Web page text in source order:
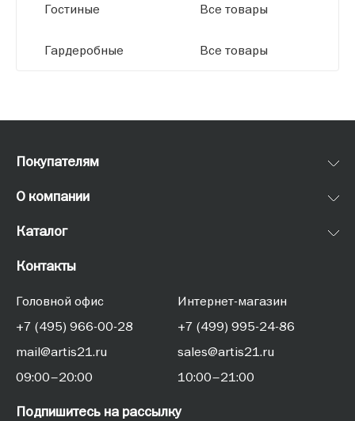
Гостиные
Гардеробные
Все товары
Все товары
Покупателям
О компании
Каталог
Контакты
Головной офис
+7 (495) 966-00-28
mail@artis21.ru
09:00–20:00
Интернет-магазин
+7 (499) 995-24-86
sales@artis21.ru
10:00–21:00
Подпишитесь на рассылку